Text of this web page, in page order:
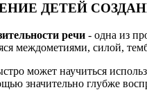
ДЕТЕЙ
речи - одна из
междометиями, силой,
может научиться
значительно глубже